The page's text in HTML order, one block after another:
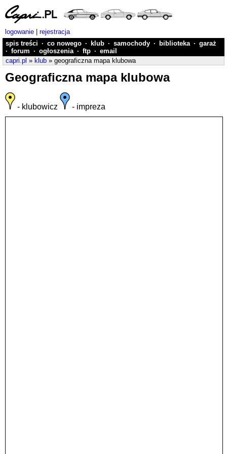
logowanie
rejestracja
spis treści · co nowego · klub · samochody · biblioteka · garaż
· forum · ogłoszenia · ftp · email
capri.pl » klub » geograficzna mapa klubowa
Geograficzna mapa klubowa
- klubowicz - impreza